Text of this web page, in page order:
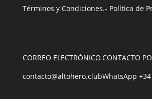
Términos y Condiciones.- Política de
CORREO ELECTRÓNICO
contacto@altohero.club
CONTACTO
WhatsApp